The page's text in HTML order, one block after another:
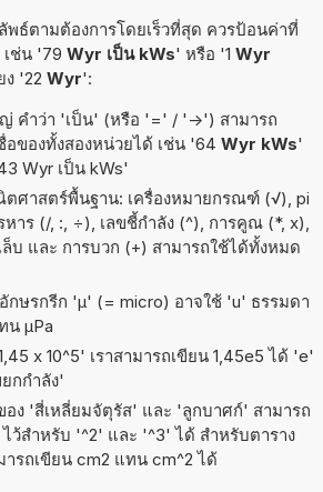
พธ์ตามต้องการโดยเร็วที่สุด ควรป้อนค่าที่
ช่น '79 Wyr เป็น kWs' หรือ '1 Wyr
ง '22 Wyr':
คำว่า 'เป็น' (หรือ '=' / '->') สามารถ
อของทั้งสองหน่วยได้ เช่น '64 Wyr kWs'
Wyr เป็น kWs'
ศาสตร์พื้นฐาน: เครื่องหมายกรณฑ์ (√), pi
าร (/, :, ÷), เลขชี้กำลัง (^), การคูณ (*, x),
ล็บ และ การบวก (+) สามารถใช้ได้ทั้งหมด
กษรกรีก 'µ' (= micro) อาจใช้ 'u' ธรรมดา
น µPa
x 10^5' เราสามารถเขียน 1,45e5 ได้ 'e'
กกำลัง'
อง 'สี่เหลี่ยมจัตุรัส' และ 'ลูกบาศก์' สามารถ
ว้สำหรับ '^2' และ '^3' ได้ สำหรับตาราง
ารถเขียน cm2 แทน cm^2 ได้